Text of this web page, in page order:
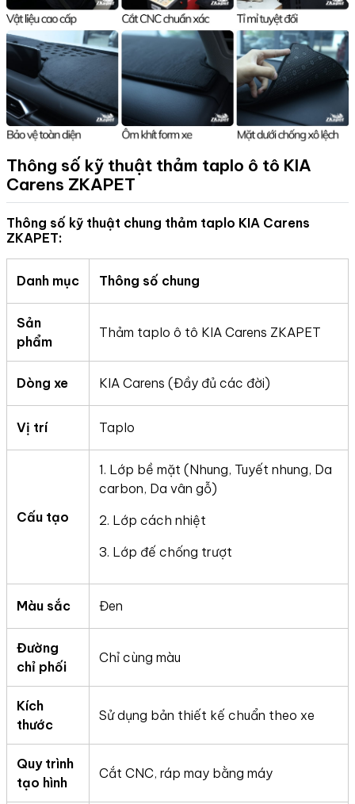
Thông số kỹ thuật thảm taplo ô tô KIA
Carens ZKAPET
Thông số kỹ thuật chung thảm taplo KIA Carens
ZKAPET:
Danh mục Thông số chung
Sản
phẩm
Thảm taplo ô tô KIA Carens ZKAPET
Dòng xe KIA Carens (Đầy đủ các đời)
Vị trí Taplo
Cấu tạo
1. Lớp bề mặt (Nhung, Tuyết nhung, Da
carbon, Da vân gỗ)
2. Lớp cách nhiệt
3. Lớp đế chống trượt
Màu sắc Đen
Đường
chỉ phối
Chỉ cùng màu
Kích
thước
Sử dụng bản thiết kế chuẩn theo xe
Quy trình
tạo hình
Cắt CNC, ráp may bằng máy